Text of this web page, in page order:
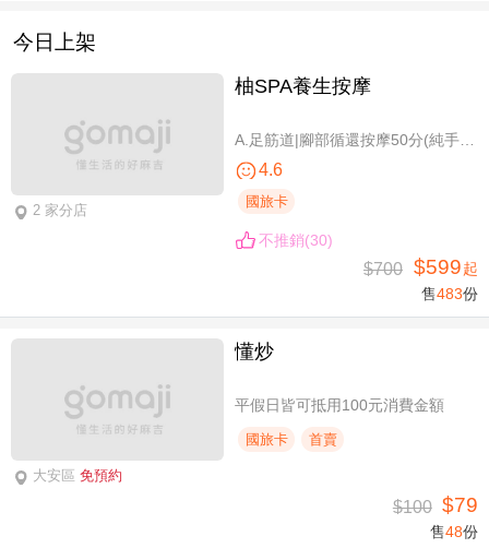
今日上架
2 家分店
柚SPA養生按摩
A.足筋道|腳部循還按摩50分(純手技40分) / B.五感按摩全身舒壓(指/油壓 二選一)70分(純手技70分) / C.深層暖筋|黑玉熱石全身舒壓70分(手技60分)
4.6
國旅卡
不推銷(30)
$700 $599起
售483份
大安區 免預約
懂炒
平假日皆可抵用100元消費金額
國旅卡 首賣
$100 $79
售48份